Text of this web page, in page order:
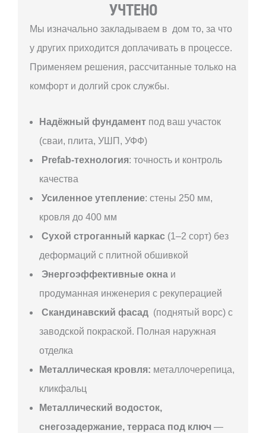
УЧТЕНО
Мы изначально закладываем в дом то, за что
у других приходится доплачивать в процессе.
Применяем решения, рассчитанные только на
комфорт и долгий срок службы.
Надёжный фундамент под ваш участок
(сваи, плита, УШП, УФФ)
Prefab-технология: точность и контроль
качества
Усиленное утепление: стены 250 мм,
кровля до 400 мм
Сухой строганный каркас (1–2 сорт) без
деформаций с плитной обшивкой
Энергоэффективные окна и
продуманная инженерия с рекуперацией
Скандинавский фасад (поднятый ворс) с
заводской покраской. Полная наружная
отделка
Металлическая кровля: металлочерепица,
кликфальц
Металлический водосток,
снегозадержание, терраса под ключ —